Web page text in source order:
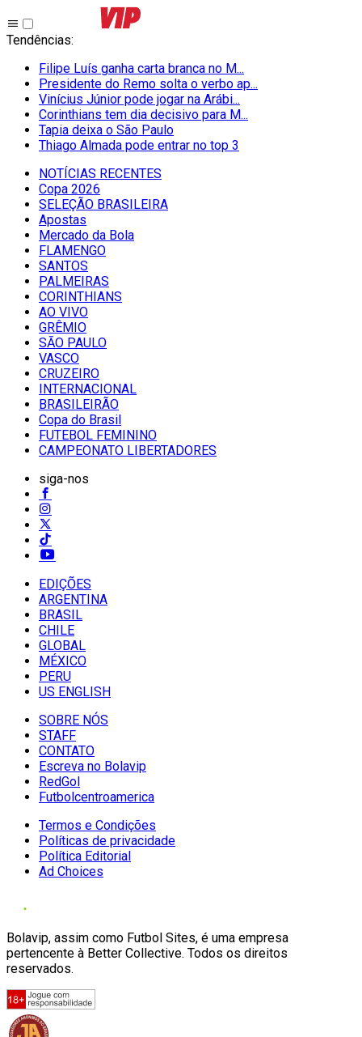
Tendências:
Filipe Luís ganha carta branca no M...
Presidente do Remo solta o verbo ap...
Vinícius Júnior pode jogar na Arábi...
Corinthians tem dia decisivo para M...
Tapia deixa o São Paulo
Thiago Almada pode entrar no top 3
NOTÍCIAS RECENTES
Copa 2026
SELEÇÃO BRASILEIRA
Apostas
Mercado da Bola
FLAMENGO
SANTOS
PALMEIRAS
CORINTHIANS
AO VIVO
GRÊMIO
SĀO PAULO
VASCO
CRUZEIRO
INTERNACIONAL
BRASILEIRÃO
Copa do Brasil
FUTEBOL FEMININO
CAMPEONATO LIBERTADORES
siga-nos
EDIÇÕES
ARGENTINA
BRASIL
CHILE
GLOBAL
MÉXICO
PERU
US ENGLISH
SOBRE NÓS
STAFF
CONTATO
Escreva no Bolavip
RedGol
Futbolcentroamerica
Termos e Condições
Políticas de privacidade
Política Editorial
Ad Choices
Bolavip, assim como Futbol Sites, é uma empresa
pertencente à Better Collective. Todos os direitos
reservados.